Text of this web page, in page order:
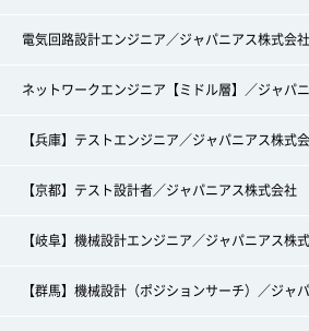
電気回路設計エンジニア／ジャパニアス株式会社
ネットワークエンジニア【ミドル層】／ジャパ
【兵庫】テストエンジニア／ジャパニアス株式
【京都】テスト設計者／ジャパニアス株式会社
【岐阜】機械設計エンジニア／ジャパニアス株
【群馬】機械設計（ポジションサーチ）／ジャ